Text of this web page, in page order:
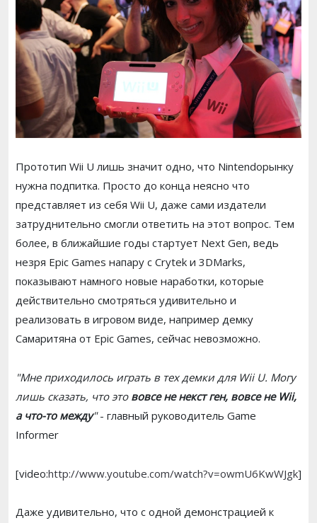
Прототип Wii U лишь значит одно, что Nintendoрынку
нужна подпитка. Просто до конца неясно что
представляет из себя Wii U, даже сами издатели
затруднительно смогли ответить на этот вопрос. Тем
более, в ближайшие годы стартует Next Gen, ведь
незря Epic Games напару с Crytek и 3DMarks,
показывают намного новые наработки, которые
действительно смотряться удивительно и
реализовать в игровом виде, например демку
Самаритяна от Epic Games, сейчас невозможно.
"Мне приходилось играть в тех демки для Wii U. Могу
лишь сказать, что этововсе не некст ген, вовсе не Wii,
а что-то между"- главный руководитель Game
Informer
[video:http://www.youtube.com/watch?v=owmU6KwWJgk]
Даже удивительно, что с одной демонстрацией к